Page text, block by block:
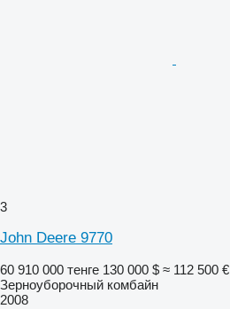
3
John Deere 9770
60 910 000 тенге 130 000 $ ≈ 112 500 €
Зерноуборочный комбайн
2008